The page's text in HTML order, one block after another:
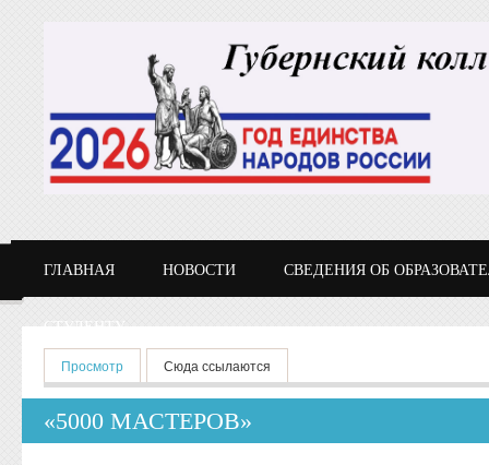
ГЛАВНАЯ НОВОСТИ СВЕДЕНИЯ ОБ
СТУДЕНТУ
Главные вкладки
Просмотр (активная вкладка)
Сюда ссылаются
«5000 МАСТЕРОВ»